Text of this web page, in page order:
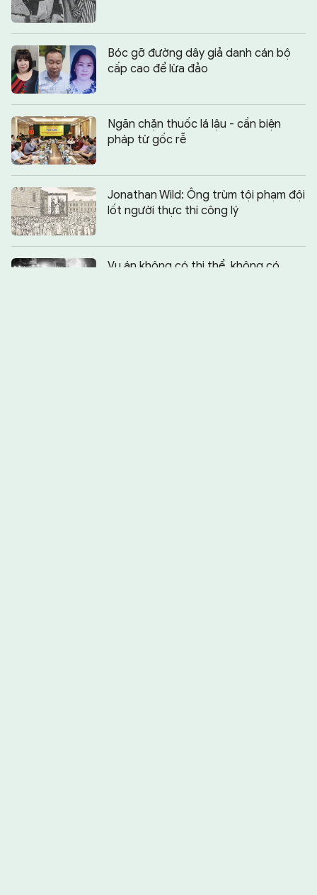
Bóc gỡ đường dây giả danh cán bộ
cấp cao để lừa đảo
Ngăn chặn thuốc lá lậu - cần biện
pháp từ gốc rễ
Jonathan Wild: Ông trùm tội phạm đội
lốt người thực thi công lý
Vụ án không có thi thể, không có